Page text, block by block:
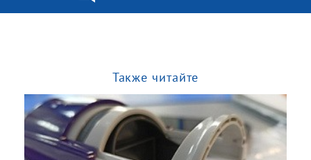
Также читайте